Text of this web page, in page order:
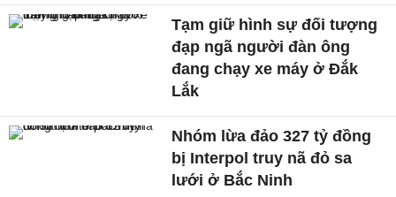
Tạm giữ hình sự đối tượng
đạp ngã người đàn ông
đang chạy xe máy ở Đắk
Lắk
Nhóm lừa đảo 327 tỷ đồng
bị Interpol truy nã đỏ sa
lưới ở Bắc Ninh